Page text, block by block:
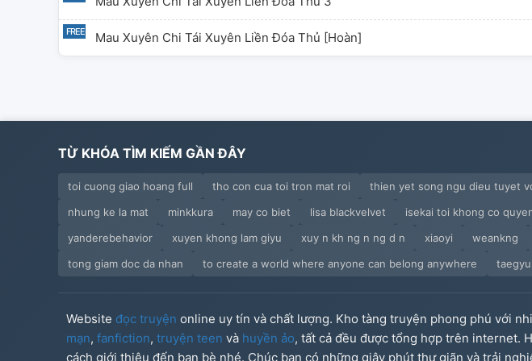
viên, ta muốn luyện miệng pháo!
Mau Xuyên Chi Tái Xuyên Liền Đóa Thủ [hoàn]
TỪ KHÓA TÌM KIẾM GẦN ĐÂY
toi cuong giao hoang full tho con cua toi tron mat roi thien yet song ngu dieu tuyet
nhung ke la mat
minkkura may co biet lisa blackvelvet isekai toi khong co
yanderebehavior
xuyen khong lam giyu xuy n kh ng n ng d n xiaoyi weankng
tong giam doc da nhan
to create a world where anyone can belong anywhere taegyu
Website đọc truyện online uy tín và chất lượng. Kho tàng truyện phong phú với
mạn, fanfiction, truyện teen và huyền ảo, tất cả đều được tổng hợp trên internet.
cách giới thiệu đến bạn bè nhé. Chúc bạn có những giây phút thư giãn và trải